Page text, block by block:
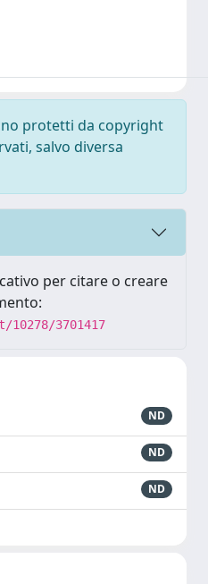
protetti da copyright
salvo diversa
per citare o creare
3701417
ND
ND
ND